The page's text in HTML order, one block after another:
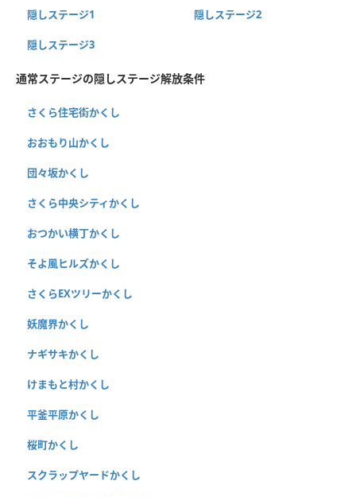
隠しステージ1 隠しステージ2
隠しステージ3
通常ステージの隠しステージ解放条件
さくら住宅街かくし
おおもり山かくし
団々坂かくし
さくら中央シティかくし
おつかい横丁かくし
そよ風ヒルズかくし
さくらEXツリーかくし
妖魔界かくし
ナギサキかくし
けまもと村かくし
平釜平原かくし
桜町かくし
スクラップヤードかくし